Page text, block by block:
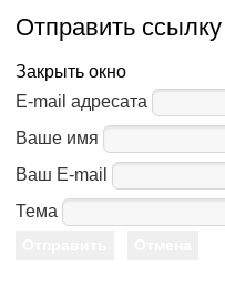
Отправить ссылку
Закрыть окно
E-mail адресата
Ваше имя
Ваш E-mail
Тема